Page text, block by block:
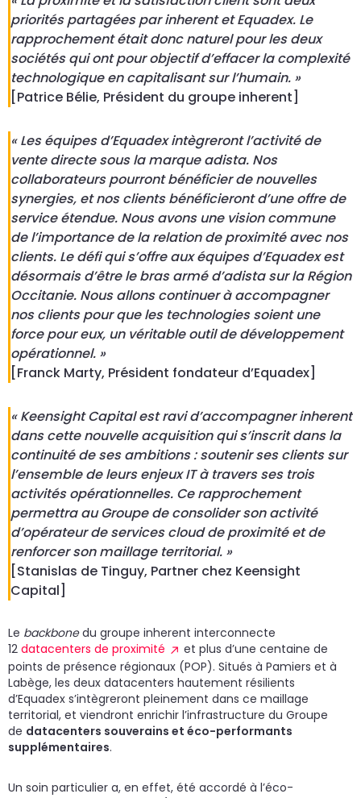
priorités partagées par inherent et Equadex. Le
rapprochement était donc naturel pour les deux
sociétés qui ont pour objectif d’effacer la complexité
technologique en capitalisant sur l’humain. »
[Patrice Bélie, Président du groupe inherent]
« Les équipes d’Equadex intègreront l’activité de
vente directe sous la marque adista. Nos
collaborateurs pourront bénéficier de nouvelles
synergies, et nos clients bénéficieront d’une offre de
service étendue. Nous avons une vision commune
de l’importance de la relation de proximité avec nos
clients. Le défi qui s’offre aux équipes d’Equadex est
désormais d’être le bras armé d’adista sur la Région
Occitanie. Nous allons continuer à accompagner
nos clients pour que les technologies soient une
force pour eux, un véritable outil de développement
opérationnel. »
[Franck Marty, Président fondateur d’Equadex]
« Keensight Capital est ravi d’accompagner inherent
dans cette nouvelle acquisition qui s’inscrit dans la
continuité de ses ambitions : soutenir ses clients sur
l’ensemble de leurs enjeux IT à travers ses trois
activités opérationnelles. Ce rapprochement
permettra au Groupe de consolider son activité
d’opérateur de services cloud de proximité et de
renforcer son maillage territorial. »
[Stanislas de Tinguy, Partner chez Keensight
Capital]
Le backbonedu groupe inherent interconnecte
12 datacenters de proximité
et plus d’une centaine de
points de présence régionaux (POP). Situés à Pamiers et à
Labège, les deux datacenters hautement résilients
d’Equadex s’intègreront pleinement dans ce maillage
territorial, et viendront enrichir l’infrastructure du Groupe
de datacenters souverains et éco-performants
supplémentaires.
Un soin particulier a, en effet, été accordé à l’éco-